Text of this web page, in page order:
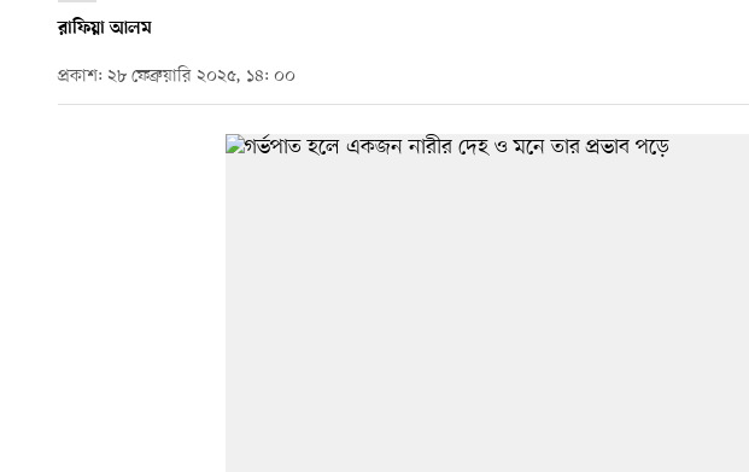
রাফিয়া আলম
প্রকাশ: ২৮ ফেব্রুয়ারি ২০২৫, ১৪: ০০